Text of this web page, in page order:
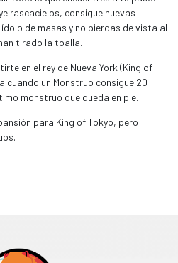
rascacielos, consigue nuevas
de masas y no pierdas de vista al
tirado la toalla.
en el rey de Nueva York (King of
cuando un Monstruo consigue 20
monstruo que queda en pie.
para King of Tokyo, pero